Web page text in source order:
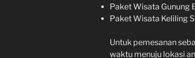
Paket Wisata Gunung
Paket Wisata Keliling
Untuk pemesanan
waktu menuju lokasi